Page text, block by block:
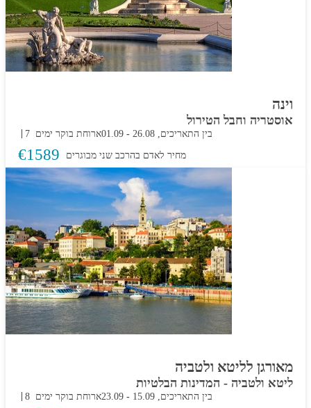
וינה
בין התאריכים, -
01.09
אוסטריה וחבל הטירול
7 ימים ארוחת בוקר
€1589 מחיר לאדם בהרכב שני מבוגרים
מאורגן לליטא ולטביה
בין התאריכים, -
23.09
ליטא ולטביה - המדינות הבלטיות
8 ימים ארוחת בוקר